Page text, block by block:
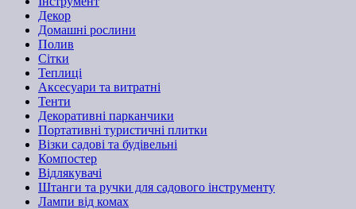
Декор
Домашні рослини
Полив
Сітки
Теплиці
Аксесуари та витратні
Тенти
Декоративні парканчики
Портативні туристичні плитки
Візки садові та будівельні
Компостер
Відлякувачі
Штанги та ручки для садового інструменту
Лампи від комах